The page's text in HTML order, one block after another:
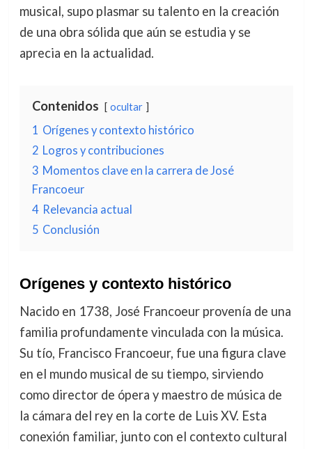
musical, supo plasmar su talento en la creación
de una obra sólida que aún se estudia y se
aprecia en la actualidad.
Contenidos ocultar
1 Orígenes y contexto histórico
2 Logros y contribuciones
3 Momentos clave en la carrera de José
Francoeur
4 Relevancia actual
5 Conclusión
Orígenes y contexto histórico
Nacido en 1738, José Francoeur provenía de una
familia profundamente vinculada con la música.
Su tío, Francisco Francoeur, fue una figura clave
en el mundo musical de su tiempo, sirviendo
como director de ópera y maestro de música de
la cámara del rey en la corte de Luis XV. Esta
conexión familiar, junto con el contexto cultural